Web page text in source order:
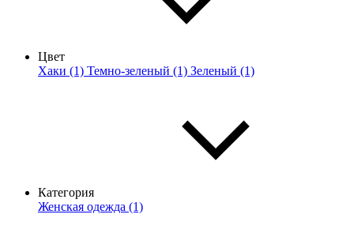
Цвет
Хаки (1) Темно-зеленый (1) Зеленый (1)
Категория
Женская одежда (1)